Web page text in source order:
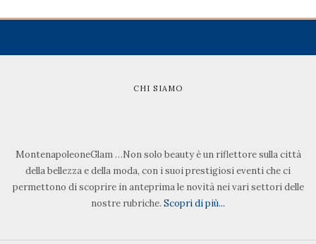
CHI SIAMO
MontenapoleoneGlam …Non solo beauty è un riflettore sulla città
della bellezza e della moda, con i suoi prestigiosi eventi che ci
permettono di scoprire in anteprima le novità nei vari settori delle
nostre rubriche. Scopri di più...